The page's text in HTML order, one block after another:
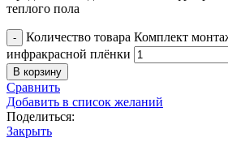
теплого пола
Количество товара Комплект
инфракрасной плёнки
В корзину
Сравнить
Добавить в список желаний
Поделиться:
Закрыть